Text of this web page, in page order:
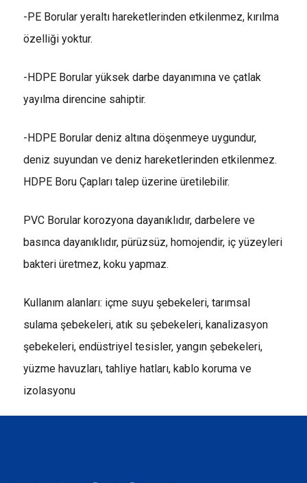
-PE Borular yeraltı hareketlerinden etkilenmez, kırılma
özelliği yoktur.
-HDPE Borular yüksek darbe dayanımına ve çatlak
yayılma direncine sahiptir.
-HDPE Borular deniz altına döşenmeye uygundur,
deniz suyundan ve deniz hareketlerinden etkilenmez.
HDPE Boru Çapları talep üzerine üretilebilir.
PVC Borular korozyona dayanıklıdır, darbelere ve
basınca dayanıklıdır, pürüzsüz, homojendir, iç yüzeyleri
bakteri üretmez, koku yapmaz.
Kullanım alanları: içme suyu şebekeleri, tarımsal
sulama şebekeleri, atık su şebekeleri, kanalizasyon
şebekeleri, endüstriyel tesisler, yangın şebekeleri,
yüzme havuzları, tahliye hatları, kablo koruma ve
izolasyonu